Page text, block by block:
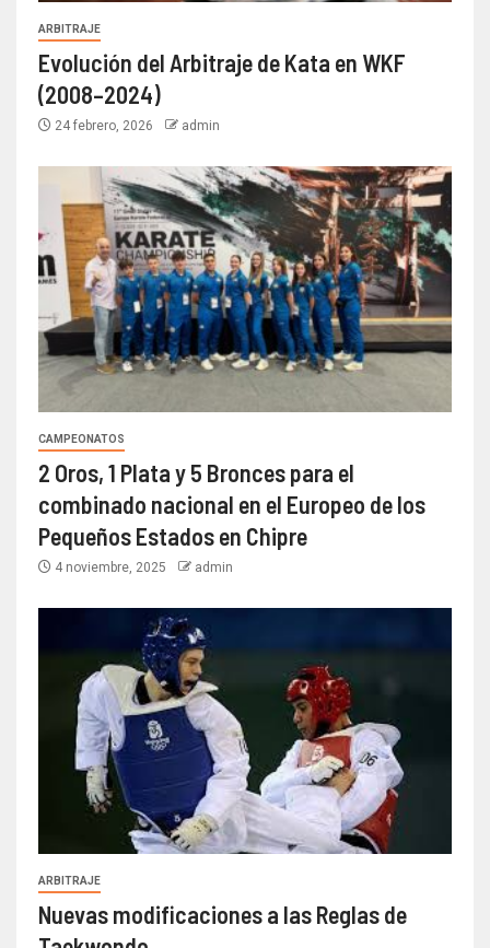
ARBITRAJE
Evolución del Arbitraje de Kata en WKF
(2008–2024)
24 febrero, 2026 admin
CAMPEONATOS
2 Oros, 1 Plata y 5 Bronces para el
combinado nacional en el Europeo de los
Pequeños Estados en Chipre
4 noviembre, 2025 admin
ARBITRAJE
Nuevas modificaciones a las Reglas de